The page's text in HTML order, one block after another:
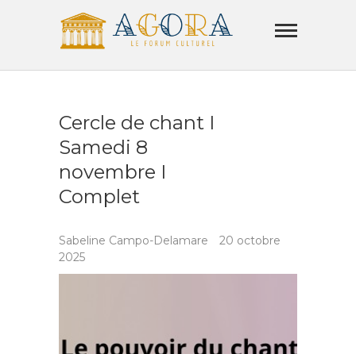
Agora
LE FORUM CULTUREL
Cercle de chant I
Samedi 8
novembre I
Complet
Sabeline Campo-Delamare
20 octobre
2025